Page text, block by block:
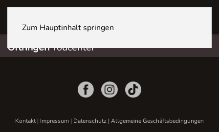
Zum Hauptinhalt springen
OftringenYoucenter
Kontakt| Impressum | Datenschutz | Allgemeine Geschäftsbedingungen